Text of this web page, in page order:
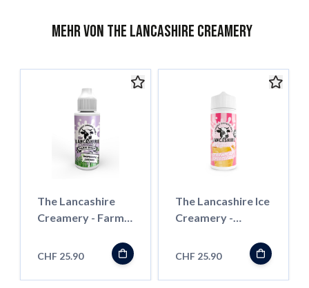
Mehr von The Lancashire Creamery
The Lancashire
Creamery - Farm
Custard - 100ml -
CHF 25.90
The Lancashire Ice
Creamery -
Cheesecake -
100ml - Shortfill
CHF 25.90